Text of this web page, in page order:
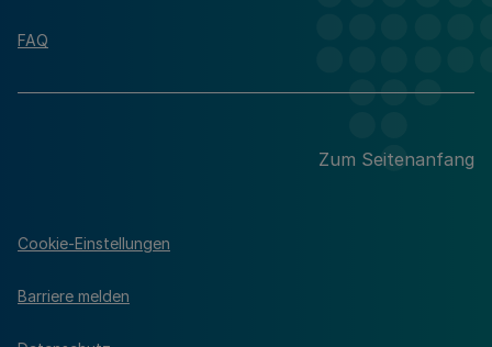
FAQ
Zum Seitenanfang
Cookie-Einstellungen
Barriere melden